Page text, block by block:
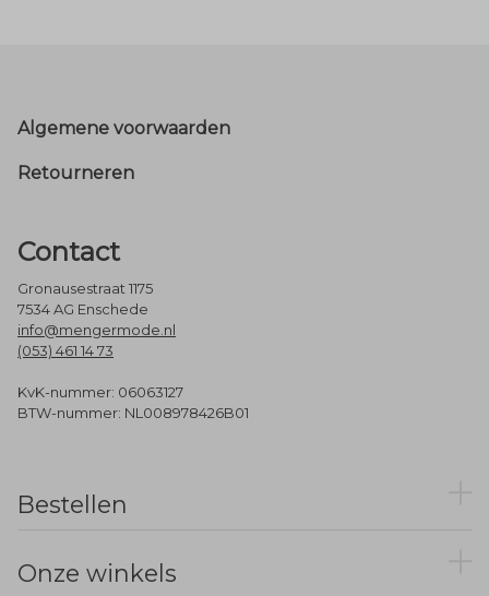
Footer
Algemene voorwaarden
Retourneren
Contact
Gronausestraat 1175
7534 AG Enschede
info@mengermode.nl
(053) 461 14 73
KvK-nummer: 06063127
BTW-nummer: NL008978426B01
Bestellen
Onze winkels